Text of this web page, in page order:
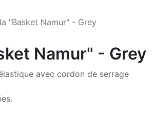
"Basket Namur" - Grey
Namur" - Grey
avec cordon de serrage